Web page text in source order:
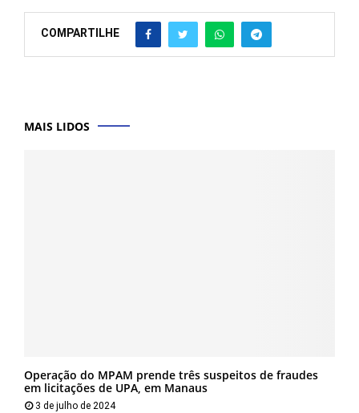
COMPARTILHE
MAIS LIDOS
Operação do MPAM prende três suspeitos de fraudes
em licitações de UPA, em Manaus
3 de julho de 2024